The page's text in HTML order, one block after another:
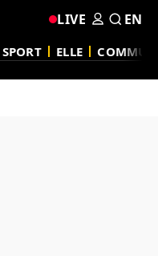
SPORT ELLE
LIVE EN